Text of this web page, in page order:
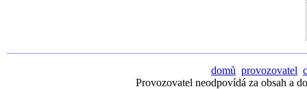
domů provozovatel
Provozovatel neodpovídá za obsah a